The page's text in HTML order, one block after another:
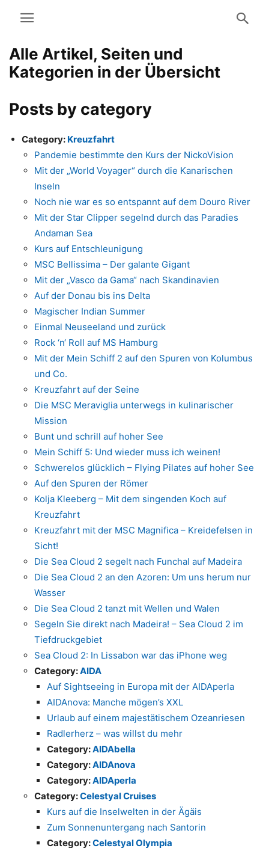
Alle Artikel, Seiten und
Kategorien in der Übersicht
Posts by category
Category: Kreuzfahrt
Pandemie bestimmte den Kurs der NickoVision
Mit der „World Voyager“ durch die Kanarischen
Inseln
Noch nie war es so entspannt auf dem Douro River
Mit der Star Clipper segelnd durch das Paradies
Andaman Sea
Kurs auf Entschleunigung
MSC Bellissima – Der galante Gigant
Mit der „Vasco da Gama“ nach Skandinavien
Auf der Donau bis ins Delta
Magischer Indian Summer
Einmal Neuseeland und zurück
Rock ‘n‘ Roll auf MS Hamburg
Mit der Mein Schiff 2 auf den Spuren von Kolumbus
und Co.
Kreuzfahrt auf der Seine
Die MSC Meraviglia unterwegs in kulinarischer
Mission
Bunt und schrill auf hoher See
Mein Schiff 5: Und wieder muss ich weinen!
Schwerelos glücklich – Flying Pilates auf hoher See
Auf den Spuren der Römer
Kolja Kleeberg – Mit dem singenden Koch auf
Kreuzfahrt
Kreuzfahrt mit der MSC Magnifica – Kreidefelsen in
Sicht!
Die Sea Cloud 2 segelt nach Funchal auf Madeira
Die Sea Cloud 2 an den Azoren: Um uns herum nur
Wasser
Die Sea Cloud 2 tanzt mit Wellen und Walen
Segeln Sie direkt nach Madeira! – Sea Cloud 2 im
Tiefdruckgebiet
Sea Cloud 2: In Lissabon war das iPhone weg
Category:AIDA
Auf Sightseeing in Europa mit der AIDAperla
AIDAnova: Manche mögen’s XXL
Urlaub auf einem majestätischem Ozeanriesen
Radlerherz – was willst du mehr
Category:AIDAbella
Category:AIDAnova
Category:AIDAperla
Category:Celestyal Cruises
Kurs auf die Inselwelten in der Ägäis
Zum Sonnenuntergang nach Santorin
Category:Celestyal Olympia